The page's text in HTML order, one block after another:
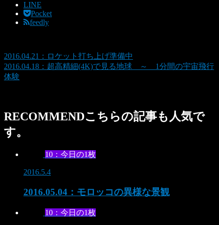
LINE
Pocket
feedly
2016.04.21：ロケット打ち上げ準備中
2016.04.18：超高精細(4K)で見る地球 ～ 1分間の宇宙飛行
体験
RECOMMENDこちらの記事も人気で
す。
10：今日の1枚
2016.5.4
2016.05.04：モロッコの異様な景観
10：今日の1枚